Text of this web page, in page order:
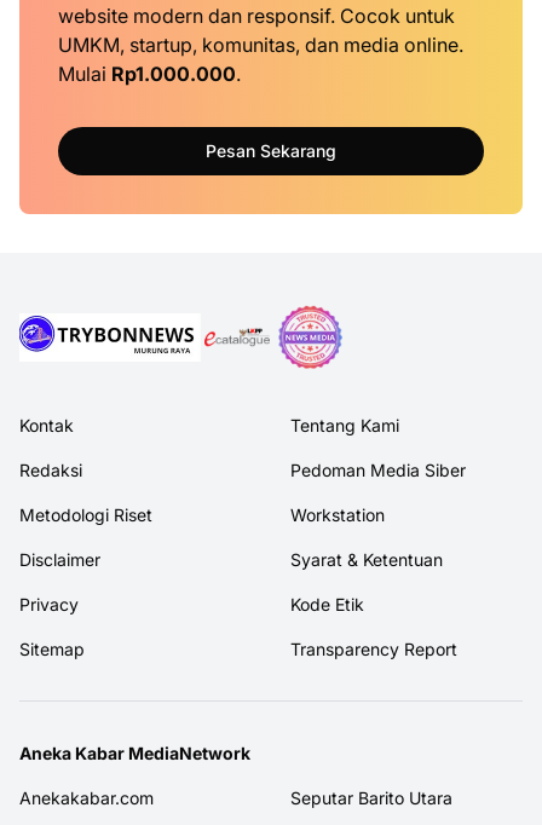
website modern dan responsif. Cocok untuk
UMKM, startup, komunitas, dan media online.
Mulai Rp1.000.000.
Pesan Sekarang
Kontak Tentang Kami
Redaksi Pedoman Media Siber
Metodologi Riset Workstation
Disclaimer Syarat & Ketentuan
Privacy Kode Etik
Sitemap Transparency Report
Aneka Kabar MediaNetwork
Anekakabar.com Seputar Barito Utara